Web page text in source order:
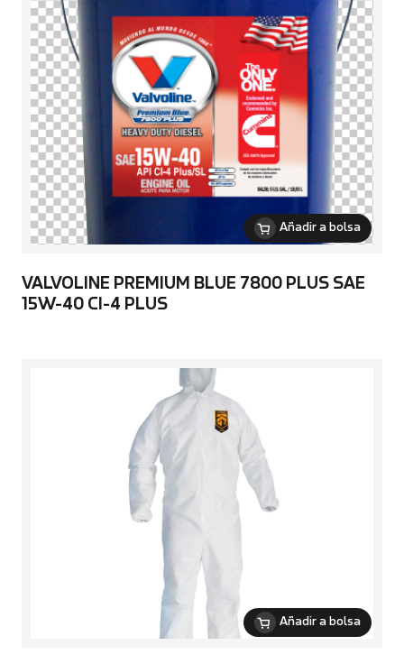
Añadir a bolsa
VALVOLINE PREMIUM BLUE 7800 PLUS SAE
15W-40 CI-4 PLUS
Añadir a bolsa